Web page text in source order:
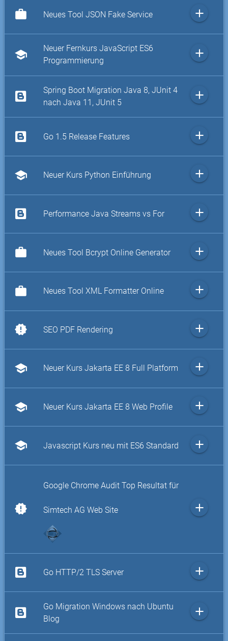
work Neues Tool JSON Fake Service add
school
Neuer Fernkurs JavaScript ES6
Programmierung
add
Spring Boot Migration Java 8, JUnit 4
nach Java 11, JUnit 5
add
Go 1.5 Release Features add
school Neuer Kurs Python Einführung add
Performance Java Streams vs For add
work Neues Tool Bcrypt Online Generator add
work Neues Tool XML Formatter Online add
new_releases SEO PDF Rendering add
school Neuer Kurs Jakarta EE 8 Full Platform add
school Neuer Kurs Jakarta EE 8 Web Profile add
school Javascript Kurs neu mit ES6 Standard add
new_releases
Google Chrome Audit Top Resultat für
Simtech AG Web Site add
Go HTTP/2 TLS Server add
Go Migration Windows nach Ubuntu
Blog
add